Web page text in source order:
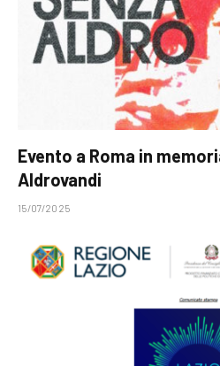
Evento a Roma in
Aldrovandi
15/07/2025